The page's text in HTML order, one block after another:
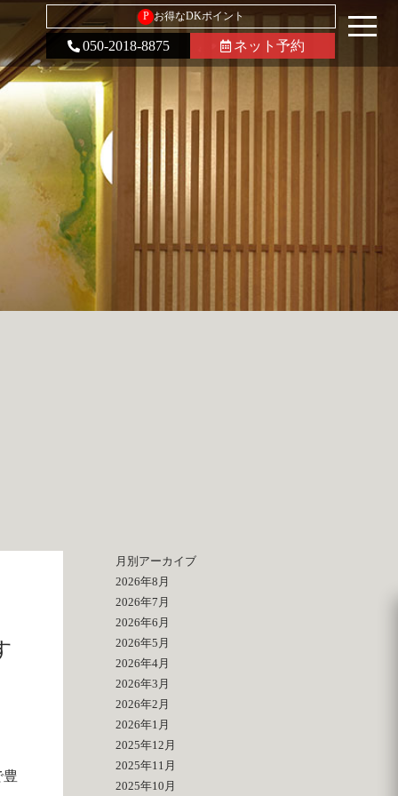
P お得なDKポイント
050-2018-8875 ネット予約
豊
月別アーカイブ
2026年8月
2026年7月
2026年6月
2026年5月
2026年4月
2026年3月
2026年2月
2026年1月
2025年12月
2025年11月
2025年10月